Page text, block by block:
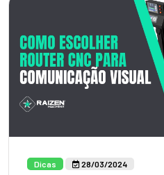
Dicas 28/03/2024